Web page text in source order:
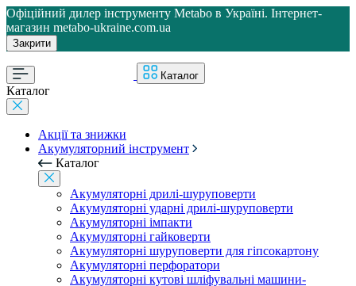
Офіційний дилер інструменту Metabo в Україні. Інтернет-
магазин metabo-ukraine.com.ua
Закрити
Каталог
Каталог
Акції та знижки
Акумуляторний інструмент
Каталог
Акумуляторні дрилі-шуруповерти
Акумуляторні ударні дрилі-шуруповерти
Акумуляторні імпакти
Акумуляторні гайковерти
Акумуляторні шуруповерти для гіпсокартону
Акумуляторні перфоратори
Акумуляторні кутові шліфувальні машини-